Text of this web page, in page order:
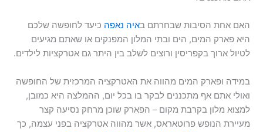
האם אחת הסיבות שבחרתם באיה נאפה כיעד לחופשה שלכם
היא פארק המים, הים ובתי המלון המפנקים או שאתם מגיעים
לטיול ארוך בקפריסין ורוצים לשלב בין היתר גם אטרקציות לילדים.
במידה ופארק המים מהווה את האטרקציה המרכזית של החופשה
ואולי אתם אף מתכננים לבקר בו בכל יום, ההמלצה היא כמובן,
למצוא מלון בקרבת מקום – הפארק שוכן מרחק נסיעה קצר
מעיירת הנופש פרוטאראס, אשר מהווה אטרקציה בפני עצמה, כך